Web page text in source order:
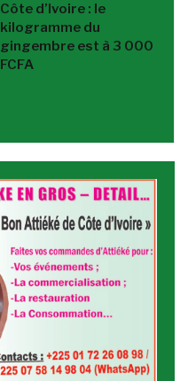
Côte d’Ivoire : le
kilogramme du
gingembre est à 3 000
FCFA